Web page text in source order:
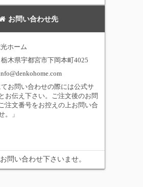
お問い合わせ先
ホーム
木県宇都宮市下岡本町4025
てお問い合わせの際には公式サ
お伝え下さい。ご注文後のお問
注文番号をお控えの上お問い合
。」
問い合わせ下さいませ。